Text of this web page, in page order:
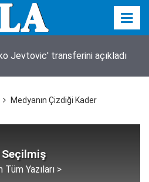
Jevtovic' transferini açıkladı
Medyanın Çizdiği Kader
Seçilmiş
Tüm Yazıları >